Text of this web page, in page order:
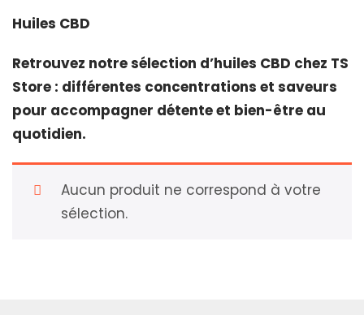
Huiles CBD
Retrouvez notre sélection d’huiles CBD chez TS
Store : différentes concentrations et saveurs
pour accompagner détente et bien-être au
quotidien.
Aucun produit ne correspond à votre
sélection.